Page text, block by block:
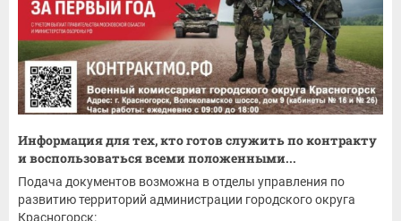
Информация для тех, кто готов служить по контракту
и воспользоваться всеми положенными...
Подача документов возможна в отделы управления по
развитию территорий администрации городского округа
Красногорск: